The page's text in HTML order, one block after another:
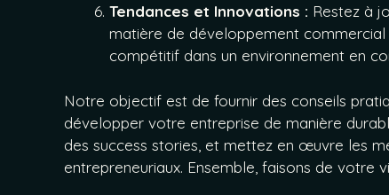
Tendances et Innovations : Restez à
matière de développement
compétitif dans un environnement en
Notre objectif est de fournir des conseils
développer votre entreprise de manière
des success stories, et mettez en œuvre les
entrepreneuriaux. Ensemble, faisons de votre